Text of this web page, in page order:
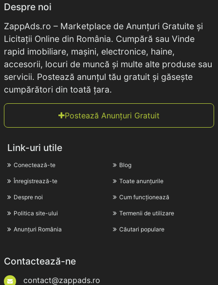
Despre noi
ZappAds.ro – Marketplace de Anunțuri Gratuite și
Licitații Online din România. Cumpără sau Vinde
rapid imobiliare, mașini, electronice, haine,
accesorii, locuri de muncă și multe alte produse sau
servicii. Postează anunțul tău gratuit și găsește
cumpărători din toată țara.
Postează Anunțuri Gratuit
Link-uri utile
Conectează-te
Înregistrează-te
Despre noi
Politica site-ului
Anunțuri România
Blog
Toate anunțurile
Cum funcționează
Termenii de utilizare
Căutari populare
Contactează-ne
contact@zappads.ro